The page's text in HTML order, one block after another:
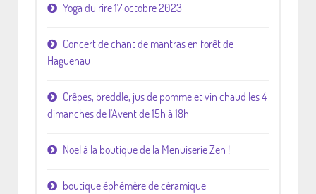
Yoga du rire 17 octobre 2023
Concert de chant de mantras en forêt de
Haguenau
Crêpes, breddle, jus de pomme et vin chaud les 4
dimanches de l'Avent de 15h à 18h
Noël à la boutique de la Menuiserie Zen !
boutique éphémère de céramique